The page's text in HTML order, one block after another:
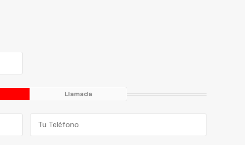
Llamada